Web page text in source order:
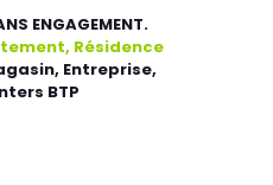
ENGAGEMENT.
Résidence
Entreprise,
BTP